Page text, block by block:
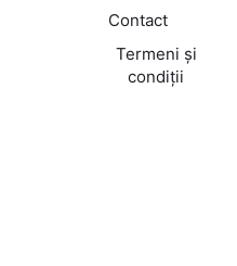
Contact
Termeni și
condiții